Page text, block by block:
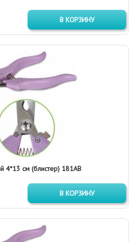
В КОРЗИНУ
4*13 см (блистер) 181АB
В КОРЗИНУ